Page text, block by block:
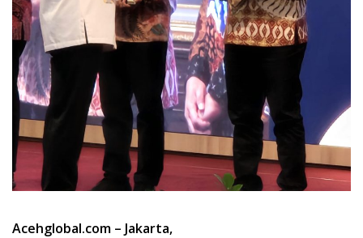
Acehglobal.com – Jakarta,